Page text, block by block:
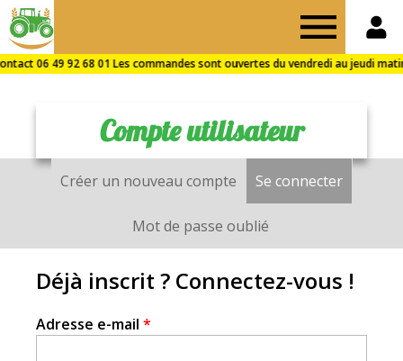
Fermes
de
Compte utilisateur
OngletsCréer un nouveau compte Se connecter(onglet
Mot de passe oublié
Déjà inscrit ? Connectez-vous !
Adresse e-mail *